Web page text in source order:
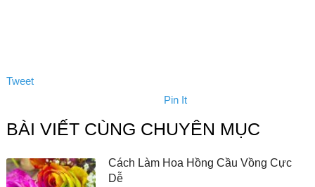
Tweet
Pin It
BÀI VIẾT CÙNG CHUYÊN MỤC
Cách Làm Hoa Hồng Cầu Vồng Cực
Dễ